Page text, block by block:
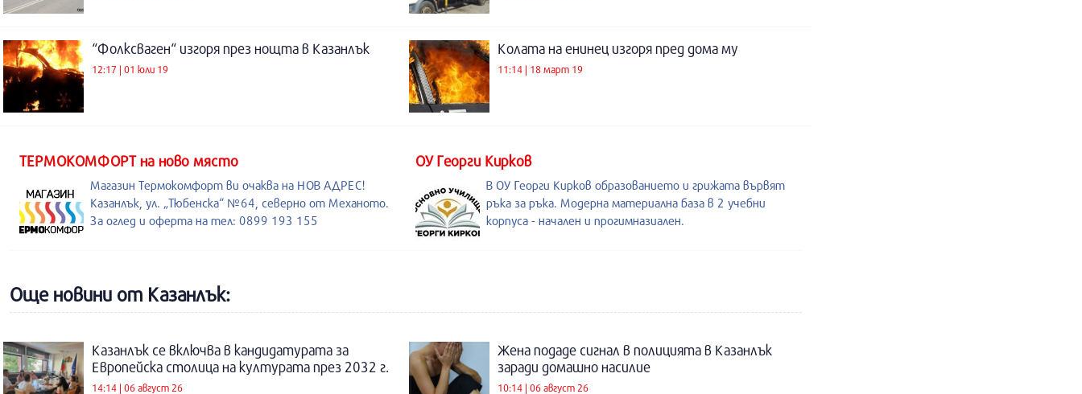
“Фолксваген“ изгоря през нощта в Казанлък
12:17 | 01 юли 19
Колата на енинец изгоря пред дома му
11:14 | 18 март 19
ТЕРМОКОМФОРТ на ново място
Магазин Термокомфорт ви очаква на НОВ АДРЕС!
Казанлък, ул. „Тюбенска“ №64, северно от Механото.
За оглед и оферта на тел: 0899 193 155
ОУ Георги Кирков
В ОУ Георги Кирков образованието и грижата вървят
ръка за ръка. Модерна материална база в 2 учебни
корпуса - начален и прогимназиален.
Още новини от Казанлък:
Казанлък се включва в кандидатурата за
Европейска столица на културата през 2032 г.
14:14 | 06 август 26
Жена подаде сигнал в полицията в Казанлък
заради домашно насилие
10:14 | 06 август 26